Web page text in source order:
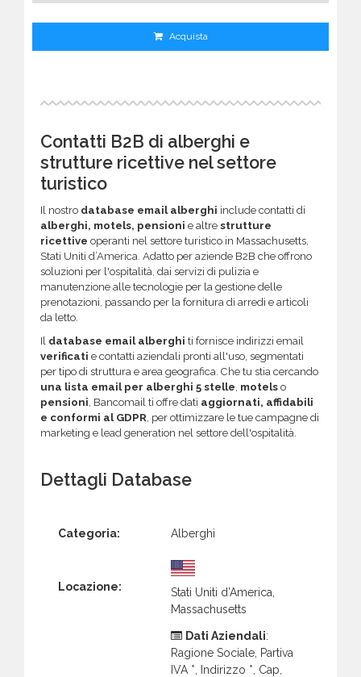
Acquista
Contatti B2B di alberghi e
strutture ricettive nel settore
turistico
Il nostro database email alberghi include contatti di
alberghi, motels, pensioni e altre strutture
ricettive operanti nel settore turistico in Massachusetts,
Stati Uniti d’America. Adatto per aziende B2B che offrono
soluzioni per l'ospitalità, dai servizi di pulizia e
manutenzione alle tecnologie per la gestione delle
prenotazioni, passando per la fornitura di arredi e articoli
da letto.
Il database email alberghi ti fornisce indirizzi email
verificati e contatti aziendali pronti all'uso, segmentati
per tipo di struttura e area geografica. Che tu stia cercando
una lista email per alberghi 5 stelle, motels o
pensioni, Bancomail ti offre dati aggiornati, affidabili
e conformi al GDPR, per ottimizzare le tue campagne di
marketing e lead generation nel settore dell'ospitalità.
Dettagli Database
Categoria: Alberghi
Locazione:
Stati Uniti d’America,
Massachusetts
Dati Aziendali:
Ragione Sociale, Partiva
IVA *, Indirizzo *, Cap,